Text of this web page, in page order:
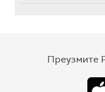
Преузмите